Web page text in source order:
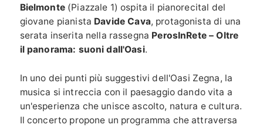
Bielmonte(Piazzale 1) ospita il pianorecital del
giovane pianista Davide Cava, protagonista di una
serata inserita nella rassegna PerosInRete – Oltre
il panorama: suoni dall'Oasi.
In uno dei punti più suggestivi dell'Oasi Zegna, la
musica si intreccia con il paesaggio dando vita a
un'esperienza che unisce ascolto, natura e cultura.
Il concerto propone un programma che attraversa